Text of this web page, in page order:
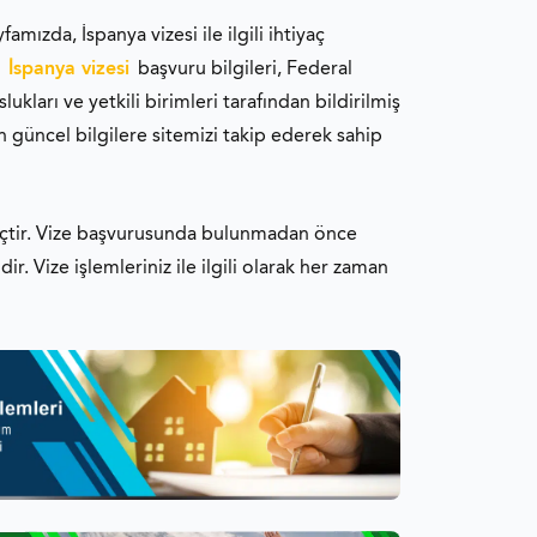
İspanya vizesi ile ilgili ihtiyaç
İspanya vizesi başvuru bilgileri, Federal
ve yetkili birimleri tarafından bildirilmiş
güncel bilgilere sitemizi takip ederek sahip
Vize başvurusunda bulunmadan önce
Vize işlemleriniz ile ilgili olarak her zaman